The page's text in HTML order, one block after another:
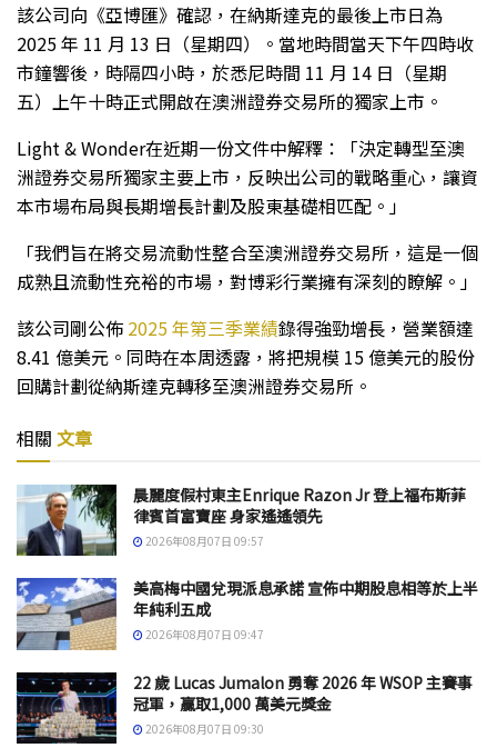
該公司向《亞博匯》確認，在納斯達克的最後上市日為
2025 年 11 月 13 日（星期四）。當地時間當天下午四時收
市鐘響後，時隔四小時，於悉尼時間 11 月 14 日（星期
五）上午十時正式開啟在澳洲證券交易所的獨家上市。
Light & Wonder在近期一份文件中解釋：「決定轉型至澳
洲證券交易所獨家主要上市，反映出公司的戰略重心，讓資
本市場布局與長期增長計劃及股東基礎相匹配。」
「我們旨在將交易流動性整合至澳洲證券交易所，這是一個
成熟且流動性充裕的市場，對博彩行業擁有深刻的瞭解。」
該公司剛公佈 2025 年第三季業績錄得強勁增長，營業額達
8.41 億美元。同時在本周透露，將把規模 15 億美元的股份
回購計劃從納斯達克轉移至澳洲證券交易所。
相關 文章
晨麗度假村東主Enrique Razon Jr 登上福布斯菲
律賓首富寶座 身家遙遙領先
2026年08月07日 09:57
美高梅中國兌現派息承諾 宣佈中期股息相等於上半
年純利五成
2026年08月07日 09:47
22 歲 Lucas Jumalon 勇奪 2026 年 WSOP 主賽事
冠軍，贏取1,000 萬美元獎金
2026年08月07日 09:30